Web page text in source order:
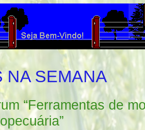
NA SEMANA
“Ferramentas de